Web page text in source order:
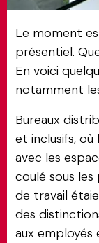
Le moment
présentiel.
En voici
notamment
Bureaux
et inclusifs,
avec les
coulé sous
de travail
des
aux employés